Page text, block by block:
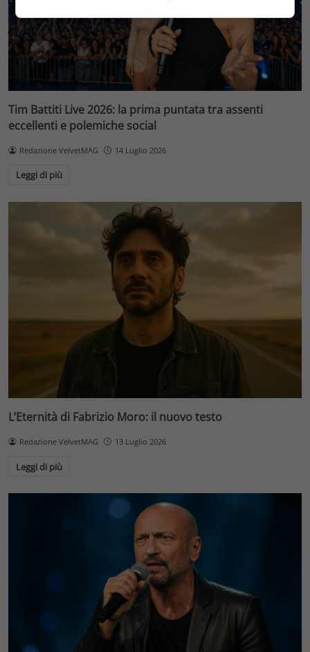
Tim Battiti Live 2026: la prima puntata tra assenti
eccellenti e polemiche social
Redazione VelvetMAG 14 Luglio 2026
Leggi di più
L’Eternità di Fabrizio Moro: il nuovo testo
Redazione VelvetMAG 13 Luglio 2026
Leggi di più